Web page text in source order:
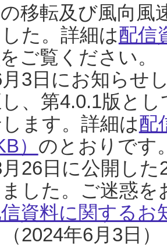
移転及び風向風
た。詳細は配信
をご覧ください。
3日にお知らせ
、第4.0.1版と
ます。詳細は配
） のとおりです
26日に公開し
した。ご迷惑
資料に関するお
2024年6月3日）